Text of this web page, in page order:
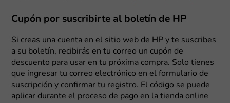
Cupón por suscribirte al boletín de HP
Si creas una cuenta en el sitio web de HP y te suscribes
a su boletín, recibirás en tu correo un cupón de
descuento para usar en tu próxima compra. Solo tienes
que ingresar tu correo electrónico en el formulario de
suscripción y confirmar tu registro. El código se puede
aplicar durante el proceso de pago en la tienda online